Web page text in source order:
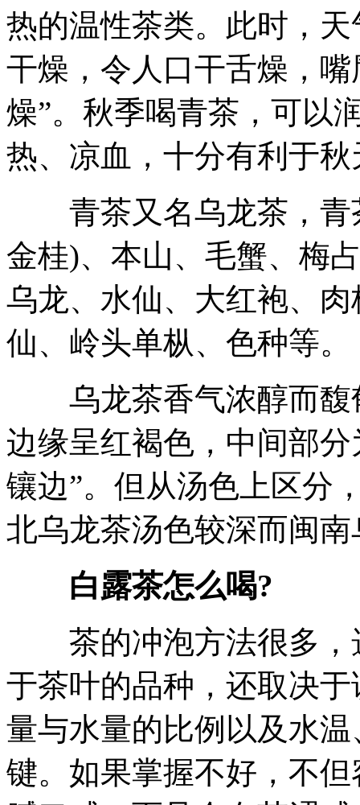
热的温性茶类。此时，
干燥，令人口干舌燥，
燥”。秋季喝青茶，可以
热、凉血，十分有利于
青茶又名乌龙茶，青
金桂)、本山、毛蟹、梅
乌龙、水仙、大红袍、
仙、岭头单枞、色种等。
乌龙茶香气浓醇而馥
边缘呈红褐色，中间部
镶边”。但从汤色上区分
北乌龙茶汤色较深而闽
白露茶怎么喝?
茶的冲泡方法很多，
于茶叶的品种，还取决
量与水量的比例以及水
键。如果掌握不好，不